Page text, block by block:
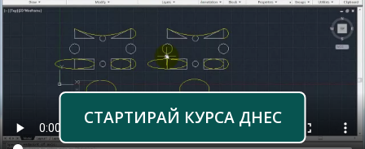
СТАРТИРАЙ КУРСА ДНЕС